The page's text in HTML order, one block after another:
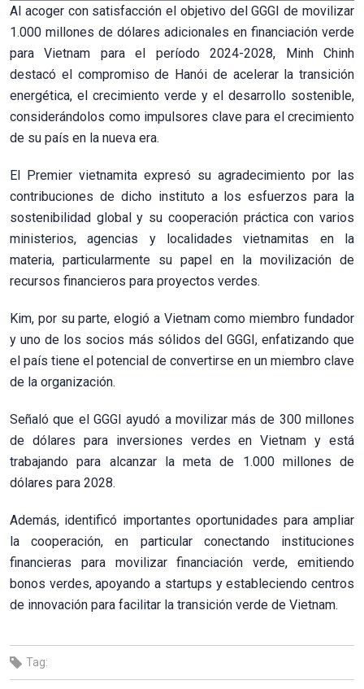
Al acoger con satisfacción el objetivo del GGGI de movilizar
1.000 millones de dólares adicionales en financiación verde
para Vietnam para el período 2024-2028, Minh Chinh
destacó el compromiso de Hanói de acelerar la transición
energética, el crecimiento verde y el desarrollo sostenible,
considerándolos como impulsores clave para el crecimiento
de su país en la nueva era.
El Premier vietnamita expresó su agradecimiento por las
contribuciones de dicho instituto a los esfuerzos para la
sostenibilidad global y su cooperación práctica con varios
ministerios, agencias y localidades vietnamitas en la
materia, particularmente su papel en la movilización de
recursos financieros para proyectos verdes.
Kim, por su parte, elogió a Vietnam como miembro fundador
y uno de los socios más sólidos del GGGI, enfatizando que
el país tiene el potencial de convertirse en un miembro clave
de la organización.
Señaló que el GGGI ayudó a movilizar más de 300 millones
de dólares para inversiones verdes en Vietnam y está
trabajando para alcanzar la meta de 1.000 millones de
dólares para 2028.
Además, identificó importantes oportunidades para ampliar
la cooperación, en particular conectando instituciones
financieras para movilizar financiación verde, emitiendo
bonos verdes, apoyando a startups y estableciendo centros
de innovación para facilitar la transición verde de Vietnam.
Tag: